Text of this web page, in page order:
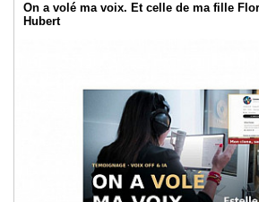
On a volé ma voix. Et celle de ma fille
Hubert